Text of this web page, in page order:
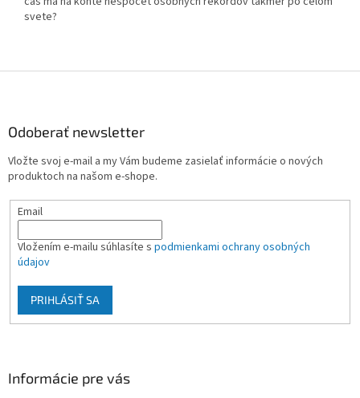
svete?
Odoberať newsletter
Vložte svoj e-mail a my Vám budeme zasielať informácie o nových
produktoch na našom e-shope.
Email
Vložením e-mailu súhlasíte s podmienkami ochrany osobných
údajov
PRIHLÁSIŤ SA
Informácie pre vás